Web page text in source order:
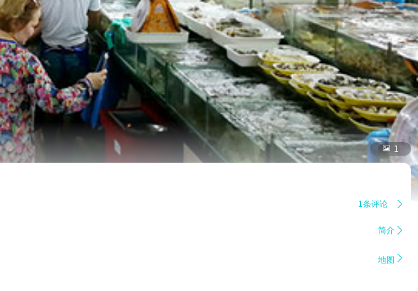
 1
1条评论 
简介 
地图 